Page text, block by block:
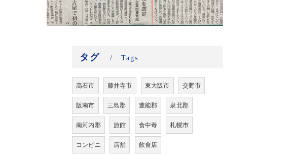
タグ Tags
高石市 藤井寺市 東大阪市 交野市
阪南市 三島郡 豊能郡 泉北郡
南河内郡 旅館 食中毒 札幌市
コンビニ 店舗 飲食店